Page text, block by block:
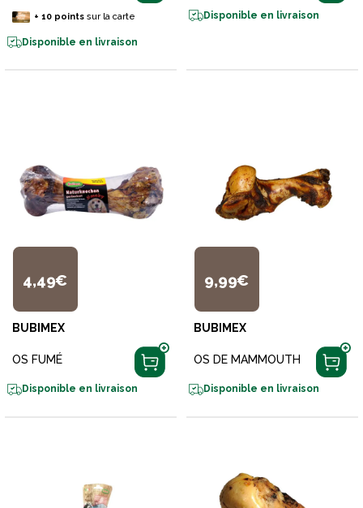
+ 10pointssur la carte
Disponible en livraison
Disponible en livraison
4,49€
BUBIMEX
OS FUMÉ
Disponible en livraison
9,99€
BUBIMEX
OS DE MAMMOUTH
Disponible en livraison